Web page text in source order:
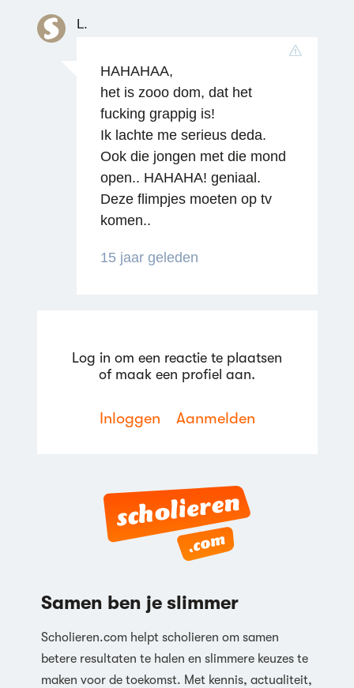
Reageren
Reageren
L.
HAHAHAA,
het is zooo dom, dat het
fucking grappig is!
Ik lachte me serieus deda.
Ook die jongen met die mond
open.. HAHAHA! geniaal.
Deze flimpjes moeten op tv
komen..
15 jaar geleden
Reageren
Log in om een reactie te plaatsen
of maak een profiel aan.
Inloggen Aanmelden
Samen ben je slimmer
Scholieren.com helpt scholieren om samen
betere resultaten te halen en slimmere keuzes te
maken voor de toekomst. Met kennis, actualiteit,